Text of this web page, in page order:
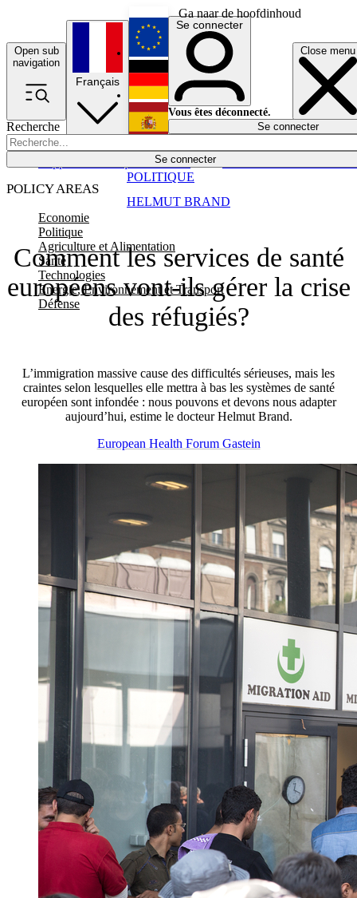
Ga naar de hoofdinhoud
Open sub
navigation
Close menu
Recherche
Se connecter
POLICY AREAS
Economie
Politique
Agriculture et Alimentation
Santé
Technologies
Energie, Environnement et Transport
Défense
Économie
Français
English
Deutsch
Español
Se connecter
Vous êtes déconnecté.
Se connecter
Comment les services de santé
européens vont-ils gérer la crise
des réfugiés?
L’immigration massive cause des difficultés sérieuses, mais les
craintes selon lesquelles elle mettra à bas les systèmes de santé
européen sont infondée : nous pouvons et devons nous adapter
aujourd’hui, estime le docteur Helmut Brand.
HELMUT BRAND
POLITIQUE
European Health Forum Gastein